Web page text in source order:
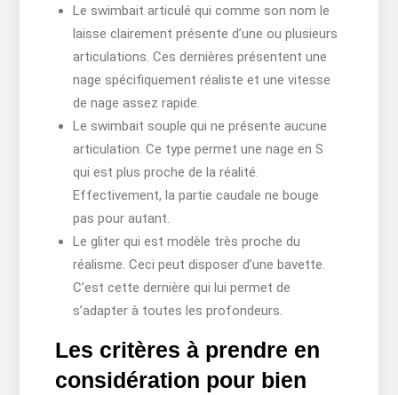
Le swimbait articulé qui comme son nom le
laisse clairement présente d’une ou plusieurs
articulations. Ces dernières présentent une
nage spécifiquement réaliste et une vitesse
de nage assez rapide.
Le swimbait souple qui ne présente aucune
articulation. Ce type permet une nage en S
qui est plus proche de la réalité.
Effectivement, la partie caudale ne bouge
pas pour autant.
Le gliter qui est modèle très proche du
réalisme. Ceci peut disposer d’une bavette.
C’est cette dernière qui lui permet de
s’adapter à toutes les profondeurs.
Les critères à prendre en
considération pour bien